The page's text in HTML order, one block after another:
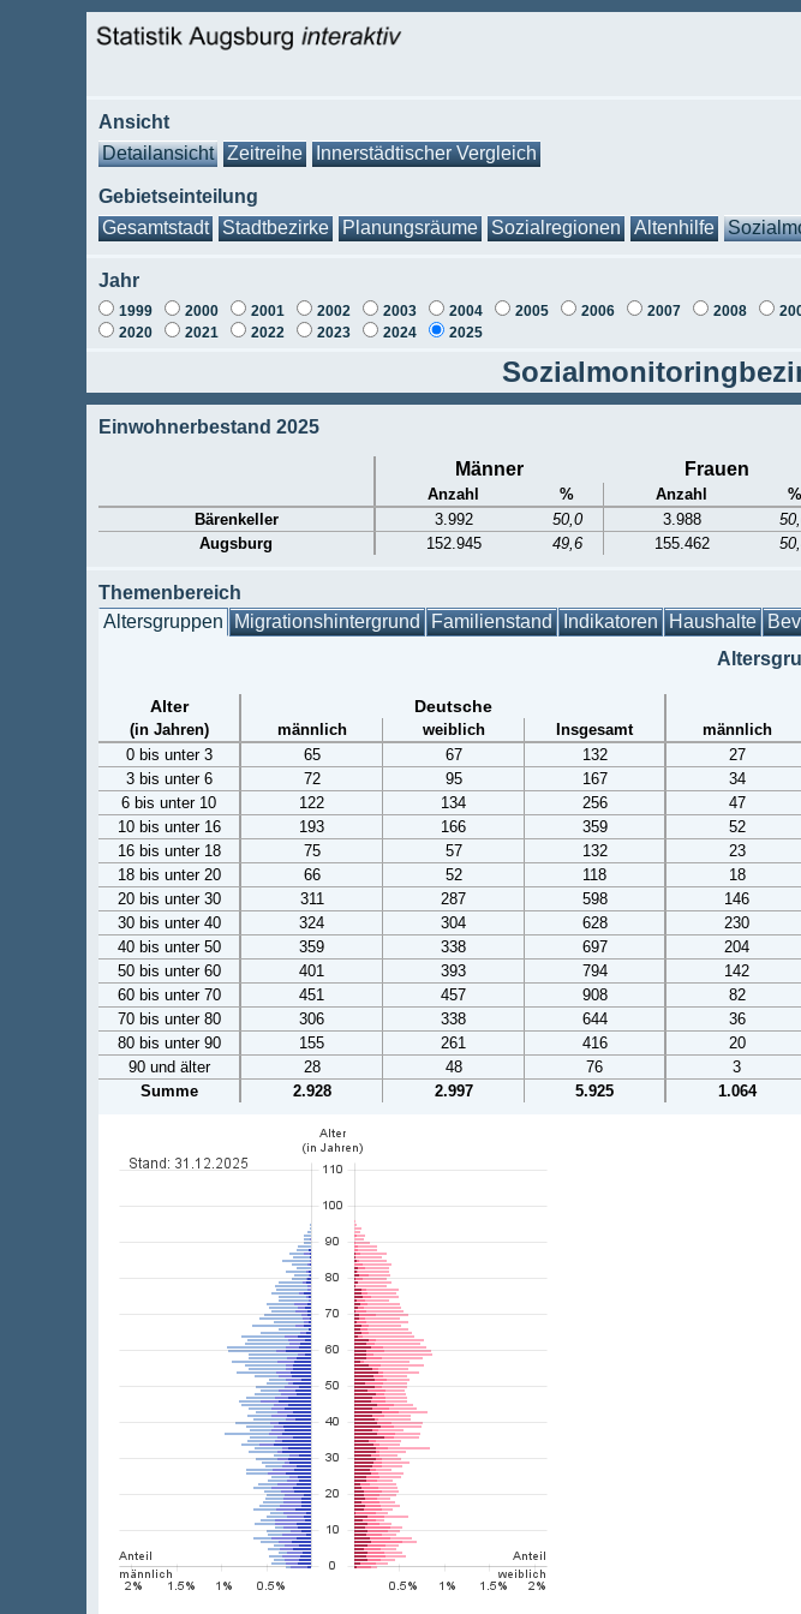
Ansicht
Detailansicht
Zeitreihe Innerstädtischer Vergleich
Gebietseinteilung
Gesamtstadt
Stadtbezirke Planungsräume Sozialregionen Altenhilfe
Jahr
1999 2000 2001 2002 2003 2004 2005 2006 2007 2008
2020
2021 2022 2023 2024 2025
Einwohnerbestand 2025
Männer Frauen
Anzahl % Anzahl %
Bärenkeller
3.992 50,0 3.988
Augsburg
152.945 49,6 155.462
Themenbereich
Altersgruppen Migrationshintergrund Familienstand Indikatoren Haushalte
Alter Deutsche
(in Jahren) männlich weiblich Insgesamt männlich
0 bis unter 3
65 67 132 27
3 bis unter 6
72 95 167 34
6 bis unter 10
122 134 256 47
10 bis unter 16
193 166 359 52
16 bis unter 18
75 57 132 23
18 bis unter 20
66 52 118 18
20 bis unter 30
311 287 598 146
30 bis unter 40
324 304 628 230
40 bis unter 50
359 338 697 204
50 bis unter 60
401 393 794 142
60 bis unter 70
451 457 908 82
70 bis unter 80
306 338 644 36
80 bis unter 90
155 261 416 20
90 und älter
28 48 76 3
Summe
2.928 2.997 5.925 1.064